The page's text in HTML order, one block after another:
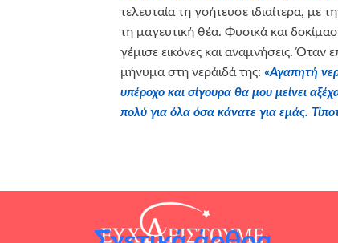
τελευταία τη γοήτευσε ιδιαίτερα, με
τη μαγευτική θέα. Φυσικά και
γέμισε εικόνες και αναμνήσεις.
μήνυμα στη νεράιδά της: «Αγαπητή
υπέροχο και σίγουρα θα μου μείνει
πολύ για όλα όσα κάνατε για εμάς.